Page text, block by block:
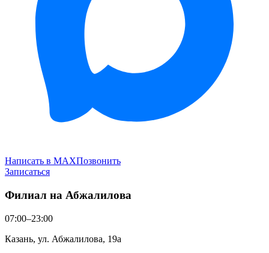
Написать в MAXПозвонить
Записаться
Филиал на Абжалилова
07:00–23:00
Казань, ул. Абжалилова, 19а